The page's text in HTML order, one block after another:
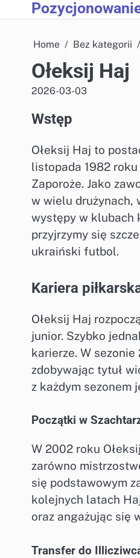
to
Home Bez kategorii
Ołeksij Haj
2026-03-03
Wstęp
Ołeksij Haj to
listopada 1982
Zaporoże. Jako
w wielu drużynach,
występy w klubach
przyjrzymy się
ukraiński futbol.
Kariera
Ołeksij Haj
junior. Szybko
karierze. W
zdobywając tytuł
z każdym sezonem
Początki w
W 2002 roku
zarówno
się podstawowym
kolejnych latach
oraz angażując się
Transfer do